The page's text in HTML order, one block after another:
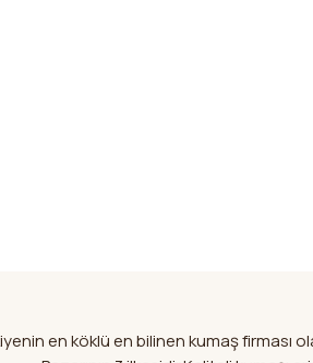
en köklü en bilinen kumaş firması